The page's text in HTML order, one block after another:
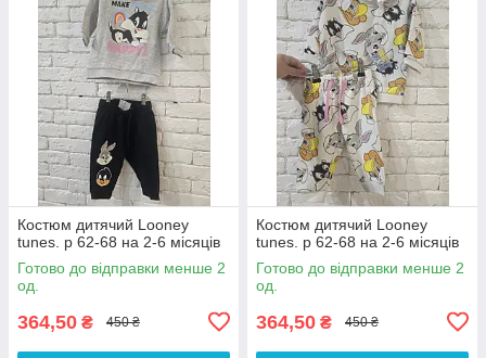
Костюм дитячий Looney
tunes. р 62-68 на 2-6 місяців
Готово до відправки менше 2
од.
364,50 ₴ 450 ₴
Костюм дитячий Looney
tunes. р 62-68 на 2-6 місяців
Готово до відправки менше 2
од.
364,50 ₴ 450 ₴